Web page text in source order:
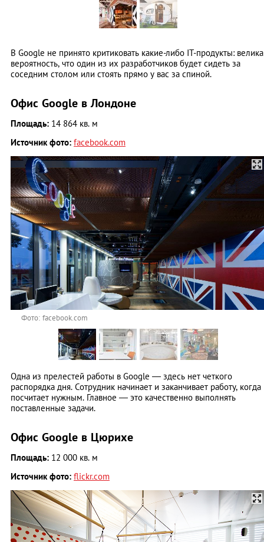
В Google не принято критиковать какие-либо IT-продукты: велика
вероятность, что один из их разработчиков будет сидеть за
соседним столом или стоять прямо у вас за спиной.
Офис Google в Лондоне
Площадь: 14 864 кв. м
Источник фото: facebook.com
Фото: facebook.com
Одна из прелестей работы в Google — здесь нет четкого
распорядка дня. Сотрудник начинает и заканчивает работу, когда
посчитает нужным. Главное — это качественно выполнять
поставленные задачи.
Офис Google в Цюрихе
Площадь: 12 000 кв. м
Источник фото: flickr.com